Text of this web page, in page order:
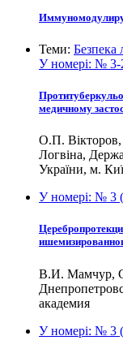
Теми: Безпека
У номері: № 3-
медичному
О.П.
Логвіна,
України, м.
У номері: № 3
В.И. Мамчур,
академия
У номері: № 3